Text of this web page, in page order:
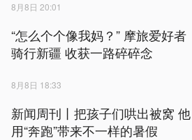
8月8日 20:01
“怎么个个像我妈？” 摩旅爱好者
骑行新疆 收获一路碎碎念
8月8日 18:33
新闻周刊丨把孩子们哄出被窝 他
用“奔跑”带来不一样的暑假